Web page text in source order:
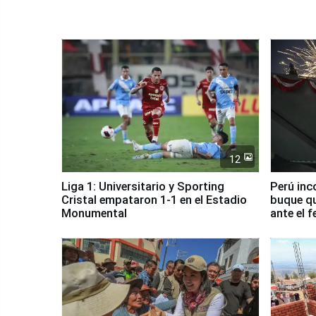
12
Liga 1: Universitario y Sporting
Cristal empataron 1-1 en el Estadio
Monumental
Perú
buque
ante el